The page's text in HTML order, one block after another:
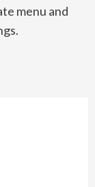
menu and